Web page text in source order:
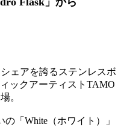
ェアを誇るステンレスボ
ックアーティストTAMO
。
「White（ホワイト）」